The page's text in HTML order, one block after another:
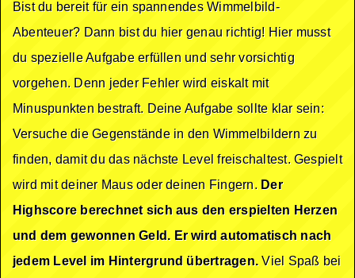
Bist du bereit für ein spannendes Wimmelbild-
Abenteuer? Dann bist du hier genau richtig! Hier musst
du spezielle Aufgabe erfüllen und sehr vorsichtig
vorgehen. Denn jeder Fehler wird eiskalt mit
Minuspunkten bestraft. Deine Aufgabe sollte klar sein:
Versuche die Gegenstände in den Wimmelbildern zu
finden, damit du das nächste Level freischaltest. Gespielt
wird mit deiner Maus oder deinen Fingern. Der
Highscore berechnet sich aus den erspielten Herzen
und dem gewonnen Geld. Er wird automatisch nach
jedem Level im Hintergrund übertragen. Viel Spaß bei